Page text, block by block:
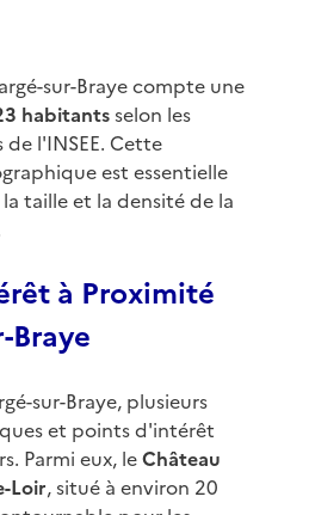
sur-Braye compte une
habitantsselon les
l'INSEE. Cette
est essentielle
taille et la densité de la
à Proximité
Braye
sur-Braye, plusieurs
et points d'intérêt
Parmi eux, leChâteau
Loir, situé à environ 20